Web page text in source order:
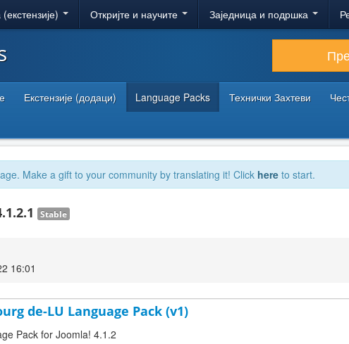
Откријте и научите Заједница и подршка
Екстензије (додаци) Language Packs Технички Захтеви
Make a gift to your community by translating it! Click here to start.
Stable
16:01
de-LU Language Pack (v1)
Pack for Joomla! 4.1.2